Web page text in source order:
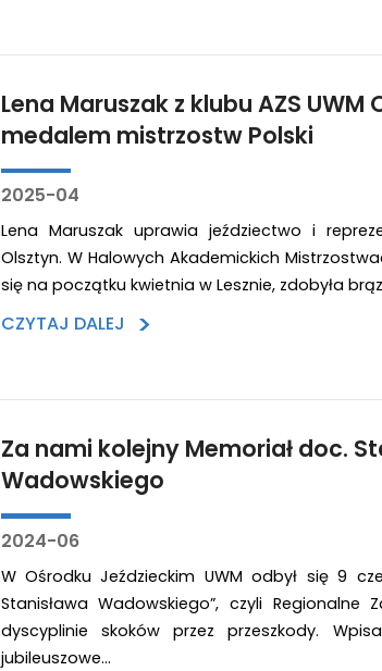
Lena Maruszak z klubu AZS UWM
medalem mistrzostw Polski
2025-04
Lena Maruszak uprawia jeździectwo i
Olsztyn. W Halowych Akademickich
się na początku kwietnia w Lesznie, zdobyła
CZYTAJ DALEJ >
Za nami kolejny Memoriał doc.
Wadowskiego
2024-06
W Ośrodku Jeździeckim UWM odbył się 9
Stanisława Wadowskiego”, czyli Regionalne
dyscyplinie skoków przez przeszkody.
jubileuszowe…